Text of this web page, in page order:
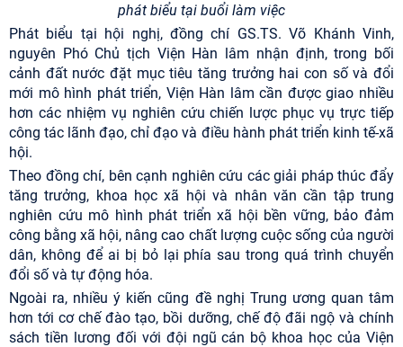
phát biểu tại buổi làm việc
Phát biểu tại hội nghị, đồng chí GS.TS. Võ Khánh Vinh,
nguyên Phó Chủ tịch Viện Hàn lâm nhận định, trong bối
cảnh đất nước đặt mục tiêu tăng trưởng hai con số và đổi
mới mô hình phát triển, Viện Hàn lâm cần được giao nhiều
hơn các nhiệm vụ nghiên cứu chiến lược phục vụ trực tiếp
công tác lãnh đạo, chỉ đạo và điều hành phát triển kinh tế-xã
hội.
Theo đồng chí, bên cạnh nghiên cứu các giải pháp thúc đẩy
tăng trưởng, khoa học xã hội và nhân văn cần tập trung
nghiên cứu mô hình phát triển xã hội bền vững, bảo đảm
công bằng xã hội, nâng cao chất lượng cuộc sống của người
dân, không để ai bị bỏ lại phía sau trong quá trình chuyển
đổi số và tự động hóa.
Ngoài ra, nhiều ý kiến cũng đề nghị Trung ương quan tâm
hơn tới cơ chế đào tạo, bồi dưỡng, chế độ đãi ngộ và chính
sách tiền lương đối với đội ngũ cán bộ khoa học của Viện